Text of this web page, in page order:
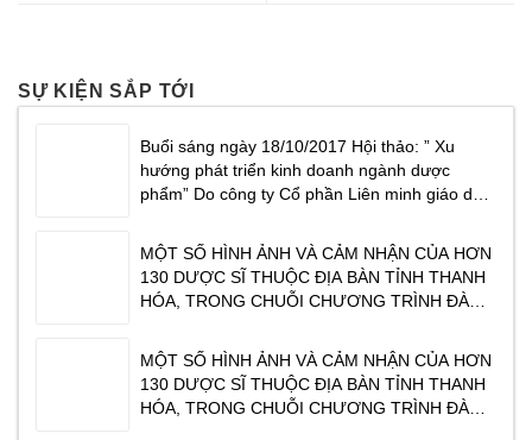
SỰ KIỆN SẮP TỚI
Buổi sáng ngày 18/10/2017 Hội thảo: ” Xu
hướng phát triển kinh doanh ngành dược
phẩm” Do công ty Cổ phần Liên minh giáo dục
dược phẩm Traphaco tổ chức tại Khách sạn
CenDelux Hotel Thành phố Tuy Hoà Tỉnh Phú
Yên. Tạ
MỘT SỐ HÌNH ẢNH VÀ CẢM NHẬN CỦA HƠN
130 DƯỢC SĨ THUỘC ĐỊA BÀN TỈNH THANH
HÓA, TRONG CHUỖI CHƯƠNG TRÌNH ĐÀO
DOANH NGÀNH DƯỢC PHẨM NĂM 2017″ DO
CHUYÊN GIA TÂM THÁI ĐỖ VĂN DŨNG CHIA
SẺ. CHƯƠNG TRÌNH ĐƯỢC TỔ CHỨC VÀO
SÁNG NGÀY
MỘT SỐ HÌNH ẢNH VÀ CẢM NHẬN CỦA HƠN
130 DƯỢC SĨ THUỘC ĐỊA BÀN TỈNH THANH
HÓA, TRONG CHUỖI CHƯƠNG TRÌNH ĐÀO